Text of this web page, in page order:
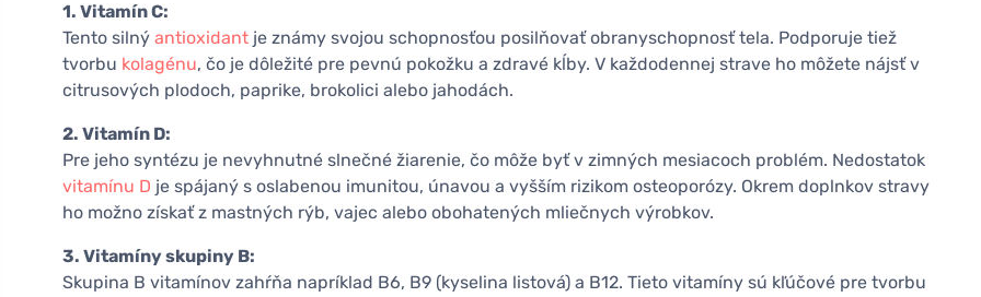
1. Vitamín C:
Tento silný antioxidant je známy svojou schopnosťou posilňovať obranyschopnosť tela. Podporuje tiež
tvorbu kolagénu, čo je dôležité pre pevnú pokožku a zdravé kĺby. V každodennej strave ho môžete nájsť v
citrusových plodoch, paprike, brokolici alebo jahodách.
2. Vitamín D:
Pre jeho syntézu je nevyhnutné slnečné žiarenie, čo môže byť v zimných mesiacoch problém. Nedostatok
vitamínu D je spájaný s oslabenou imunitou, únavou a vyšším rizikom osteoporózy. Okrem doplnkov stravy
ho možno získať z mastných rýb, vajec alebo obohatených mliečnych výrobkov.
3. Vitamíny skupiny B:
Skupina B vitamínov zahŕňa napríklad B6, B9 (kyselina listová) a B12. Tieto vitamíny sú kľúčové pre tvorbu